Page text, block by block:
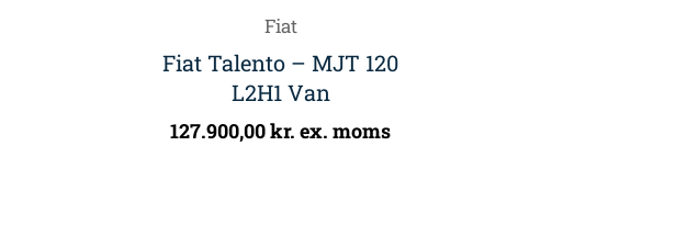
Fiat
Fiat Talento – MJT 120
L2H1 Van
127.900,00kr. ex. moms